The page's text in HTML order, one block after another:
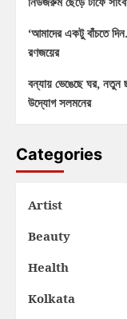
‘আমাদের একটু বাঁচতে
রণজয়ের
বন্যায় ভেঙেছে ঘর, নতুন
উদ্যোগ সলমনের
Categories
Artist
Beauty
Health
Kolkata